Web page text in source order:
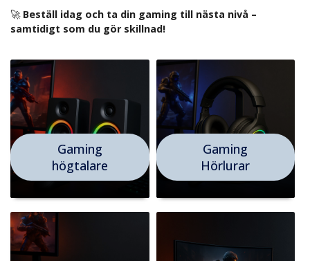
🚀 Beställ idag och ta din gaming till nästa nivå –
samtidigt som du gör skillnad!
Gaming
högtalare
Gaming
Hörlurar